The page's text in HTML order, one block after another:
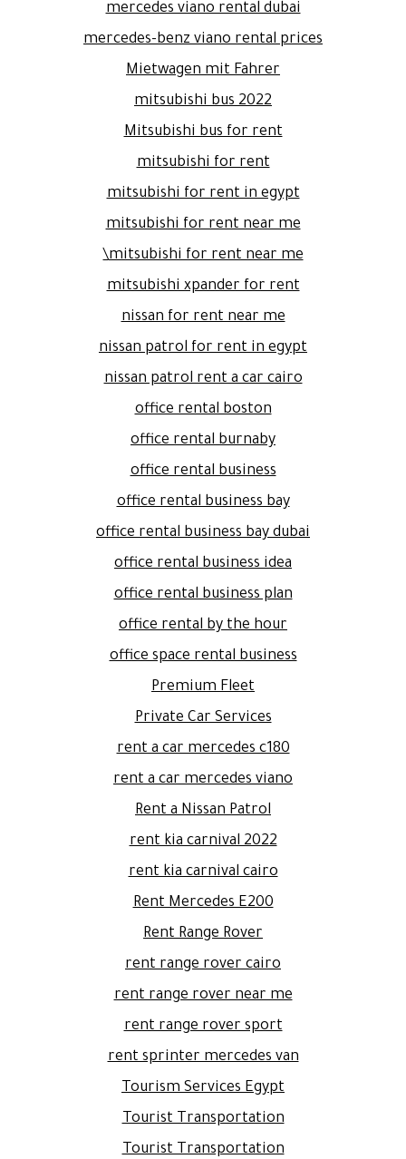
mercedes viano rental dubai
mercedes-benz viano rental prices
Mietwagen mit Fahrer
mitsubishi bus 2022
Mitsubishi bus for rent
mitsubishi for rent
mitsubishi for rent in egypt
mitsubishi for rent near me
mitsubishi for rent near me\
mitsubishi xpander for rent
nissan for rent near me
nissan patrol for rent in egypt
nissan patrol rent a car cairo
office rental boston
office rental burnaby
office rental business
office rental business bay
office rental business bay dubai
office rental business idea
office rental business plan
office rental by the hour
office space rental business
Premium Fleet
Private Car Services
rent a car mercedes c180
rent a car mercedes viano
Rent a Nissan Patrol
rent kia carnival 2022
rent kia carnival cairo
Rent Mercedes E200
Rent Range Rover
rent range rover cairo
rent range rover near me
rent range rover sport
rent sprinter mercedes van
Tourism Services Egypt
Tourist Transportation
Tourist Transportation